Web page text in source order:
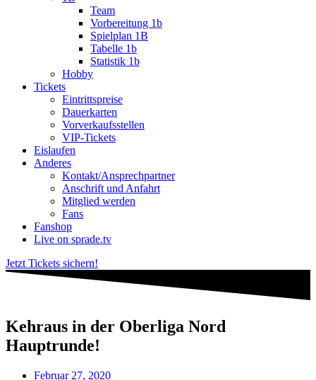
Team
Vorbereitung 1b
Spielplan 1B
Tabelle 1b
Statistik 1b
Hobby
Tickets
Eintrittspreise
Dauerkarten
Vorverkaufsstellen
VIP-Tickets
Eislaufen
Anderes
Kontakt/Ansprechpartner
Anschrift und Anfahrt
Mitglied werden
Fans
Fanshop
Live on sprade.tv
Jetzt Tickets sichern!
Kehraus in der Oberliga Nord
Hauptrunde!
Februar 27, 2020